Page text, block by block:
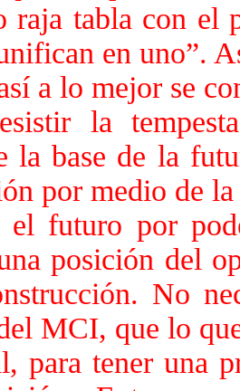
raja tabla con el
en uno”.
a lo mejor se
la
la base de la
por medio de
el futuro por
posición del
No
MCI, que lo
para tener una